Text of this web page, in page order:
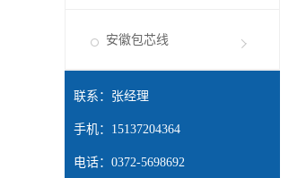
安徽包芯线
联系：张经理
手机：15137204364
电话：0372-5698692